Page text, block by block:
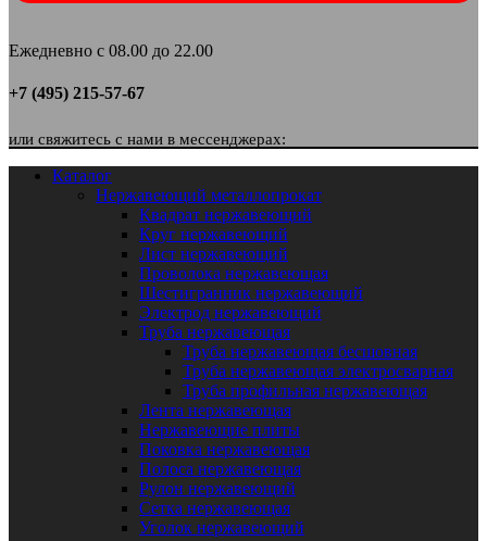
Ежедневно с 08.00 до 22.00
+7 (495) 215-57-67
или свяжитесь с нами в мессенджерах:
Каталог
Нержавеющий металлопрокат
Квадрат нержавеющий
Круг нержавеющий
Лист нержавеющий
Проволока нержавеющая
Шестигранник нержавеющий
Электрод нержавеющий
Труба нержавеющая
Труба нержавеющая бесшовная
Труба нержавеющая электросварная
Труба профильная нержавеющая
Лента нержавеющая
Нержавеющие плиты
Поковка нержавеющая
Полоса нержавеющая
Рулон нержавеющий
Сетка нержавеющая
Уголок нержавеющий